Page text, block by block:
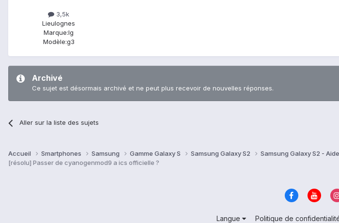
3,5k
Lieulognes
Marque:lg
Modèle:g3
Archivé
Ce sujet est désormais archivé et ne peut plus recevoir de nouvelles réponses.
Aller sur la liste des sujets
Accueil Smartphones Samsung Gamme Galaxy S Samsung Galaxy S2
Samsung Galaxy S2 -
[résolu] Passer de cyanogenmod9 a ics officielle ?
Langue Politique de